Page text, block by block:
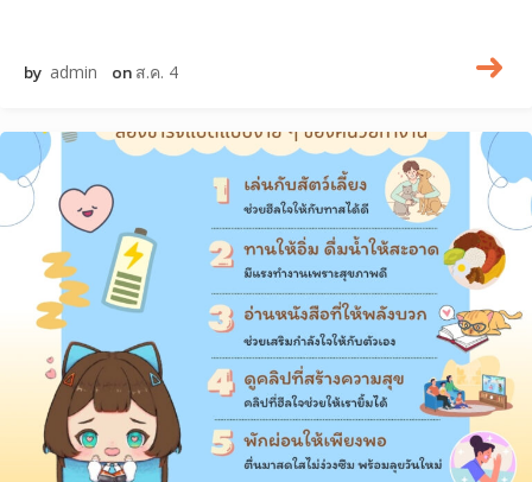
by admin on ส.ค. 4